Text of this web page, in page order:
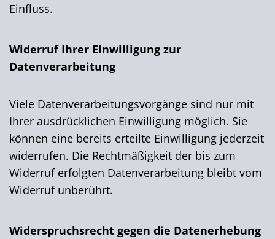
Einfluss.
Widerruf Ihrer Einwilligung zur
Datenverarbeitung
Viele Datenverarbeitungsvorgänge sind nur mit
Ihrer ausdrücklichen Einwilligung möglich. Sie
können eine bereits erteilte Einwilligung jederzeit
widerrufen. Die Rechtmäßigkeit der bis zum
Widerruf erfolgten Datenverarbeitung bleibt vom
Widerruf unberührt.
Widerspruchsrecht gegen die Datenerhebung